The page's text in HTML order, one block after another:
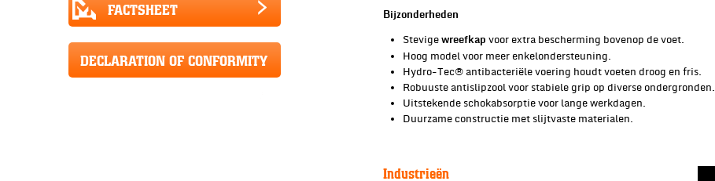
FACTSHEET
DECLARATION OF CONFORMITY
Bijzonderheden
Stevige wreefkap voor extra bescherming bovenop de voet.
Hoog model voor meer enkelondersteuning.
Hydro-Tec® antibacteriële voering houdt voeten droog en fris.
Robuuste antislipzool voor stabiele grip op diverse ondergronden.
Uitstekende schokabsorptie voor lange werkdagen.
Duurzame constructie met slijtvaste materialen.
Industrieën